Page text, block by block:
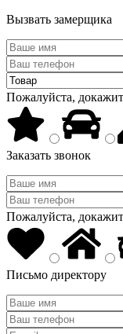
Вызвать замерщика
Пожалуйста,
Заказать звонок
Пожалуйста,
Письмо директору